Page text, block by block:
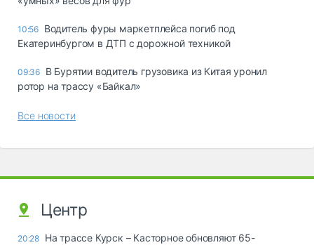
10:56 Водитель фуры маркетплейса погиб под
Екатеринбургом в ДТП с дорожной техникой
09:36 В Бурятии водитель грузовика из Китая уронил
ротор на трассу «Байкал»
Все новости
Центр
20:28 На трассе Курск – Касторное обновляют 65-